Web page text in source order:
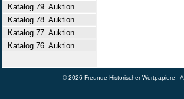
Katalog 79. Auktion
Katalog 78. Auktion
Katalog 77. Auktion
Katalog 76. Auktion
© 2026 Freunde Historischer Wertpapiere -